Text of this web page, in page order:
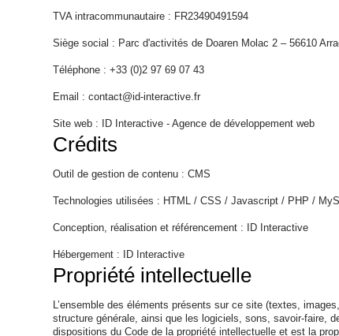
Recrutement
TVA intracommunautaire : FR23490491594
Siège social : Parc d'activités de Doaren Molac 2 – 56610
Téléphone : +33 (0)2 97 69 07 43
Email : contact@id-interactive.fr
Site web : ID Interactive - Agence de développement web
Crédits
Outil de gestion de contenu : CMS
Technologies utilisées : HTML / CSS / Javascript / PHP /
Conception, réalisation et référencement : ID Interactive
Hébergement : ID Interactive
Propriété intellectuelle
L’ensemble des éléments présents sur ce site (textes,
structure générale, ainsi que les logiciels, sons, savoir-faire,
dispositions du Code de la propriété intellectuelle et est la